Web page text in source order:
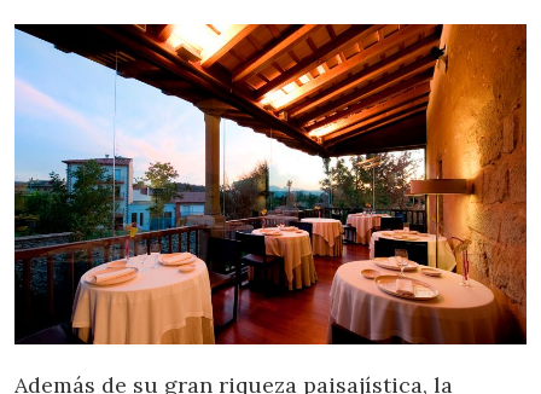
Además de su gran riqueza paisajística, la